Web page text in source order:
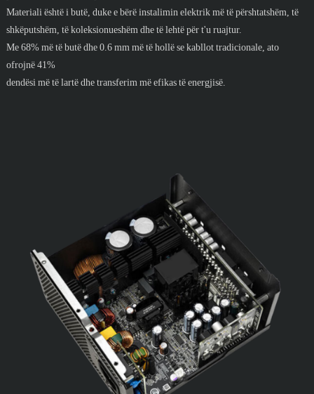
Materiali është i butë, duke e bërë instalimin elektrik më të përshtatshëm, të
shkëputshëm, të koleksionueshëm dhe të lehtë për t'u ruajtur.
Me 68% më të butë dhe 0.6 mm më të hollë se kabllot tradicionale, ato
ofrojnë 41%
dendësi më të lartë dhe transferim më efikas të energjisë.